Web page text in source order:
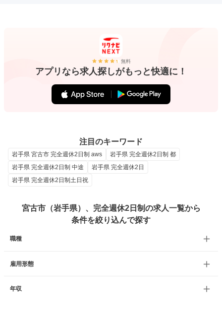
無料
アプリなら求人探しがもっと快適に！
注目のキーワード
岩手県 宮古市 完全週休2日制 aws
岩手県 完全週休2日制 都
岩手県 完全週休2日制 中途
岩手県 完全週休2日
岩手県 完全週休2日制土日祝
宮古市（岩手県）、完全週休2日制の求人一覧から
条件を絞り込んで探す
職種
雇用形態
年収